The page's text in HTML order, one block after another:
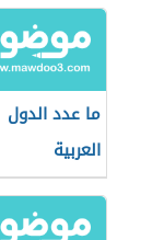
ما عدد الدول
العربية